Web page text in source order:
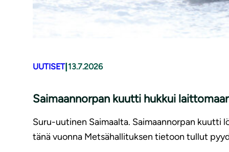
UUTISET| 13.7.2026
Saimaannorpan kuutti hukkui
Suru-uutinen Saimaalta. Saimaannorpan kuutti
tänä vuonna Metsähallituksen tietoon tullut